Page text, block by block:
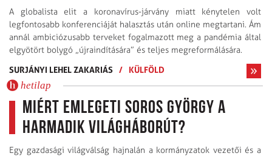
A globalista elit a koronavírus-járvány miatt kénytelen volt
legfontosabb konferenciáját halasztás után online megtartani. Ám
annál ambiciózusabb terveket fogalmazott meg a pandémia által
elgyötört bolygó „újraindítására” és teljes megreformálására.
SURJÁNYI LEHEL ZAKARIÁS / KÜLFÖLD
hetilap
Miért emlegeti Soros György a
harmadik világháborút?
Egy gazdasági világválság hajnalán a kormányzatok vezetői és a